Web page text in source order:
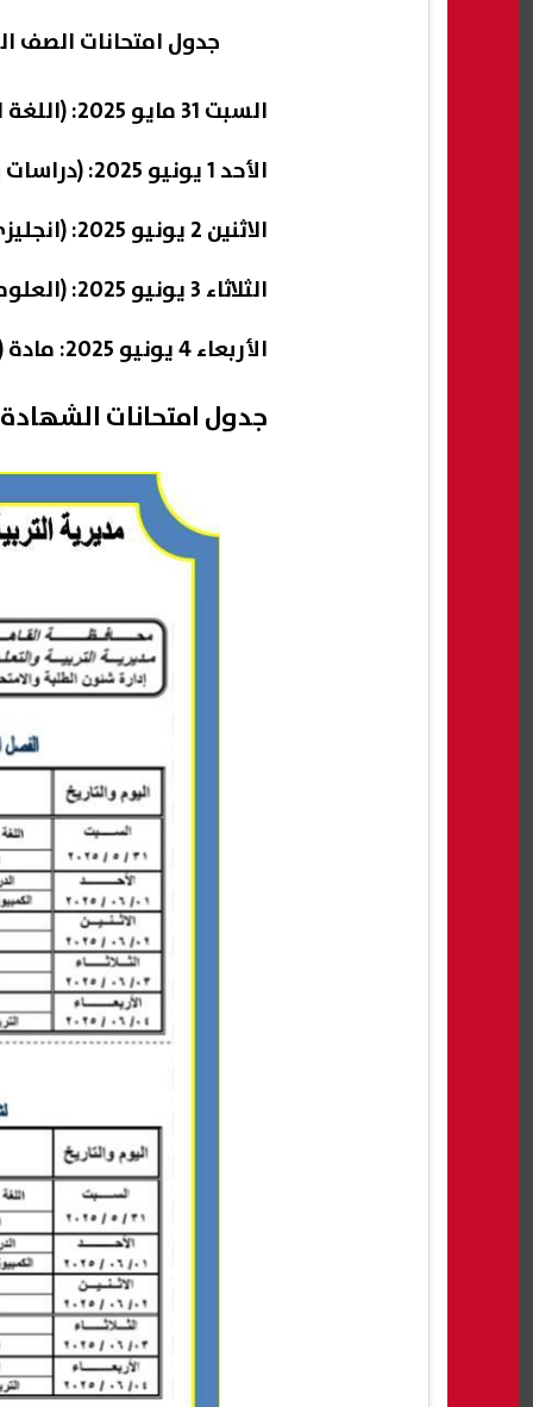
جدول امتحانات الصف
السبت 31 مايو 2025: (اللغة العربية والخط والإملاء ودين).
الأحد 1 يونيو 2025: (دراسات وكمبيوتر وتكنولوجيا المعلومات).
الاثنين 2 يونيو 2025: (انجليزي والجبر والاحصاء)
الثلاثاء 3 يونيو 2025: (العلوم والتربية الفنية)
الأربعاء 4 يونيو 2025: مادة (الهندسة)
جدول امتحانات الشهادة الإعدادية 2025